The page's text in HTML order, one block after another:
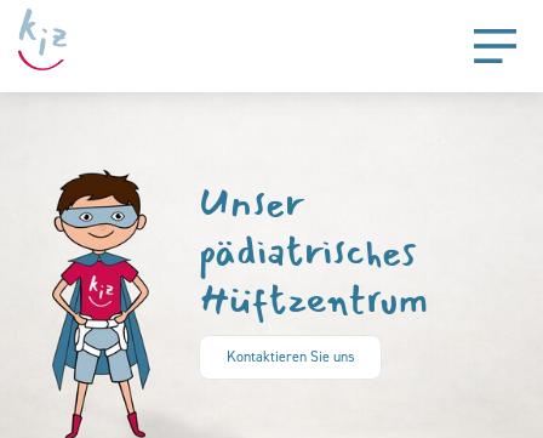
Unser
pädiatrisches
Hüftzentrum
Kontaktieren Sie uns